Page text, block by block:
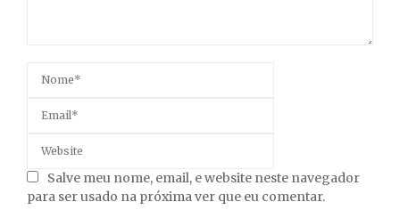
Salve meu nome, email, e website neste navegador
para ser usado na próxima ver que eu comentar.